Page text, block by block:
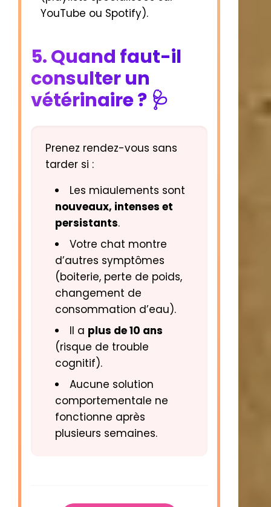
YouTube ou Spotify).
5. Quand faut-il
consulter un
vétérinaire ? 🩺
Prenez rendez-vous sans
tarder si :
Les miaulements sont
nouveaux, intenses et
persistants.
Votre chat montre
d’autres symptômes
(boiterie, perte de poids,
changement de
consommation d’eau).
Il a plus de 10 ans
(risque de trouble
cognitif).
Aucune solution
comportementale ne
fonctionne après
plusieurs semaines.